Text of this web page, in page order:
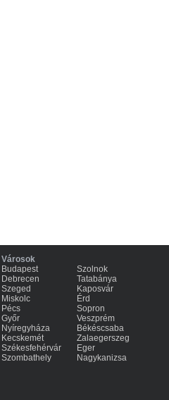
Városok
Budapest
Debrecen
Szeged
Miskolc
Pécs
Győr
Nyíregyháza
Kecskemét
Székesfehérvár
Szombathely
Szolnok
Tatabánya
Kaposvár
Érd
Sopron
Veszprém
Békéscsaba
Zalaegerszeg
Eger
Nagykanizsa